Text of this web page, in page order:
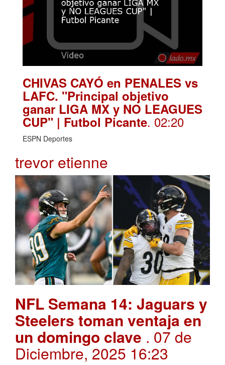
CHIVAS CAYÓ en PENALES vs
LAFC. "Principal objetivo
ganar LIGA MX y NO LEAGUES
CUP" | Futbol Picante. 02:20
ESPN Deportes
trevor etienne
NFL Semana 14: Jaguars y
Steelers toman ventaja en
un domingo clave . 07 de
Diciembre, 2025 16:23